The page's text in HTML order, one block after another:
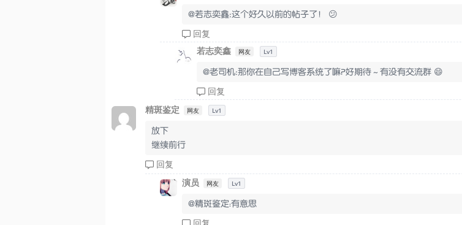
@若志奕鑫:这个好久以前的帖子了！ 😕
回复
若志奕鑫
网友 Lv1
@老司机:那你在自己写博客系统了嘛？好期待～有没有交流群 😄
回复
精斑鉴定
网友 Lv1
放下
继续前行
回复
演员
网友 Lv1
@精斑鉴定：有意思